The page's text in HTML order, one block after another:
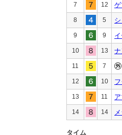
7 12 ゲ
8 5
9 9
10 13
11 7
12 10
13 11
14 14
タイム